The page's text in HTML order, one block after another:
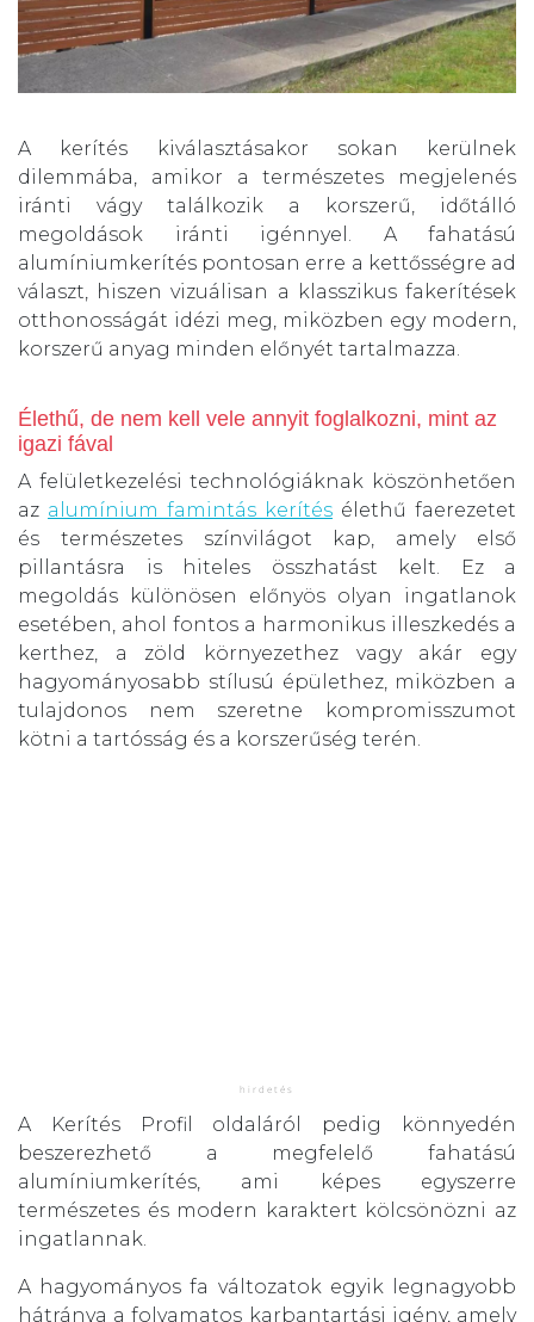
A kerítés kiválasztásakor sokan kerülnek
dilemmába, amikor a természetes megjelenés
iránti vágy találkozik a korszerű, időtálló
megoldások iránti igénnyel. A fahatású
alumíniumkerítés pontosan erre a kettősségre ad
választ, hiszen vizuálisan a klasszikus fakerítések
otthonosságát idézi meg, miközben egy modern,
korszerű anyag minden előnyét tartalmazza.
Élethű, de nem kell vele annyit foglalkozni, mint az
igazi fával
A felületkezelési technológiáknak köszönhetően
az alumínium famintás kerítés élethű faerezetet
és természetes színvilágot kap, amely első
pillantásra is hiteles összhatást kelt. Ez a
megoldás különösen előnyös olyan ingatlanok
esetében, ahol fontos a harmonikus illeszkedés a
kerthez, a zöld környezethez vagy akár egy
hagyományosabb stílusú épülethez, miközben a
tulajdonos nem szeretne kompromisszumot
kötni a tartósság és a korszerűség terén.
A Kerítés Profil oldaláról pedig könnyedén
beszerezhető a megfelelő fahatású
alumíniumkerítés, ami képes egyszerre
természetes és modern karaktert kölcsönözni az
ingatlannak.
A hagyományos fa változatok egyik legnagyobb
hátránya a folyamatos karbantartási igény, amely